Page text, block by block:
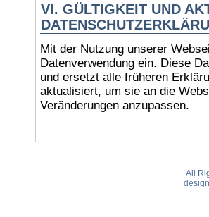
VI. GÜLTIGKEIT UND
Mit der Nutzung unserer
Datenverwendung ein. Diese
und ersetzt alle früheren
aktualisiert, um sie an die
Veränderungen anzupassen.
All